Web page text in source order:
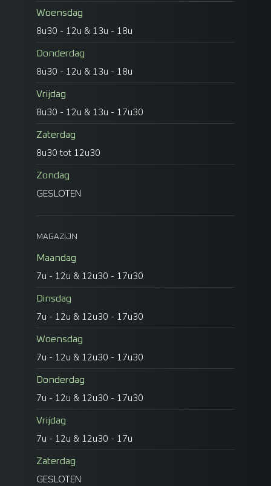
Woensdag
8u30 - 12u & 13u - 18u
Donderdag
8u30 - 12u & 13u - 18u
Vrijdag
8u30 - 12u & 13u - 17u30
Zaterdag
8u30 tot 12u30
Zondag
GESLOTEN
MAGAZIJN
Maandag
7u - 12u & 12u30 - 17u30
Dinsdag
7u - 12u & 12u30 - 17u30
Woensdag
7u - 12u & 12u30 - 17u30
Donderdag
7u - 12u & 12u30 - 17u30
Vrijdag
7u - 12u & 12u30 - 17u
Zaterdag
GESLOTEN